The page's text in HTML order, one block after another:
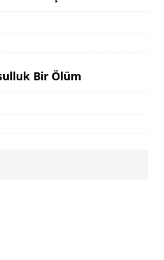
Bir Ölüm